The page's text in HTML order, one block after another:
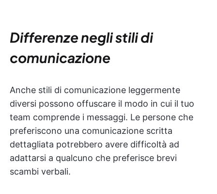
Differenze negli stili di
comunicazione
Anche stili di comunicazione leggermente
diversi possono offuscare il modo in cui il tuo
team comprende i messaggi. Le persone che
preferiscono una comunicazione scritta
dettagliata potrebbero avere difficoltà ad
adattarsi a qualcuno che preferisce brevi
scambi verbali.